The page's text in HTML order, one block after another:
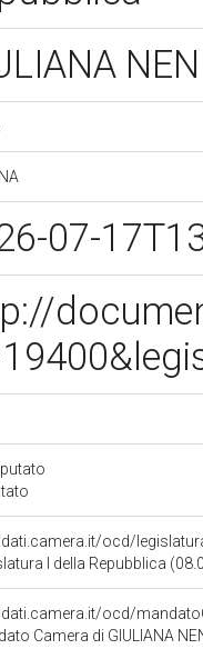
07-
ocd/
I della Repubblica
ocd/
Camera di GIULIANA